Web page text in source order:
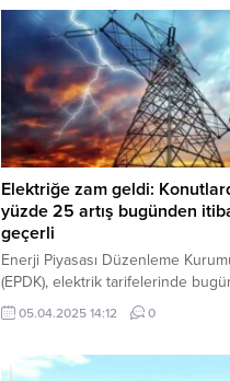
yayımladı. Rapora göre, ikinci el
piyasasında nominal fiyatlar artsa
enflasyondan arındırılmış reel
yüzde 17,6 düşüşle tüketiciler için
araçların daha erişilebilir hale
gösteriyor. FİYAT ARTIŞLARI VE
SINIFLARI Tüm...
Elektriğe zam geldi:
yüzde 25 artış bugünden
geçerli
Enerji Piyasası Düzenleme
(EPDK), elektrik tarifelerinde
Nisan 2025) geçerli olmak üzere
zam oranlarını açıkladı. En yüksek
sanayi, tarım ve hizmetler
05.04.2025 14:12 0